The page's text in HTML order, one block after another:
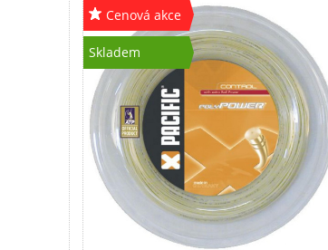
Cenová akce
Skladem